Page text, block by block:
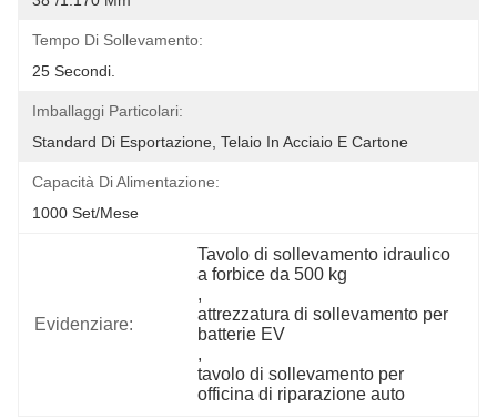
Tempo Di Sollevamento:
25 Secondi.
Imballaggi Particolari:
Standard Di Esportazione, Telaio In Acciaio E Cartone
Capacità Di Alimentazione:
1000 Set/mese
Evidenziare:
Tavolo di sollevamento idraulico
a forbice da 500 kg
,
attrezzatura di sollevamento per
batterie EV
,
tavolo di sollevamento per
officina di riparazione auto